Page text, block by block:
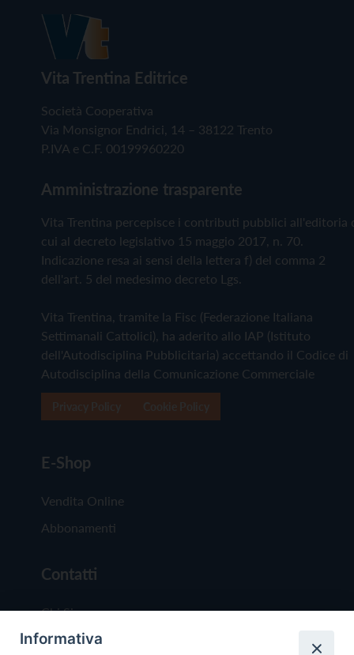
Vita Trentina Editrice
Società Cooperativa
Via Monsignor Endrici, 14 – 38122 Trento
P.IVA e C.F. 00199960220
Amministrazione trasparente
Vita Trentina percepisce i contributi pubblici all'editoria
cui al decreto legislativo 15 maggio 2017, n. 70.
Indicazione resa ai sensi della lettera f) del comma 2
dell'art. 5 del medesimo decreto Lgs.
Vita Trentina, tramite la Fisc (Federazione Italiana
Settimanali Cattolici), ha aderito allo IAP (Istituto
dell'Autodisciplina Pubblicitaria) accettando il Codice di
Autodisciplina della Comunicazione Commerciale
E-Shop
Vendita Online
Abbonamenti
Contatti
Chi Siamo
Redazione
Informativa